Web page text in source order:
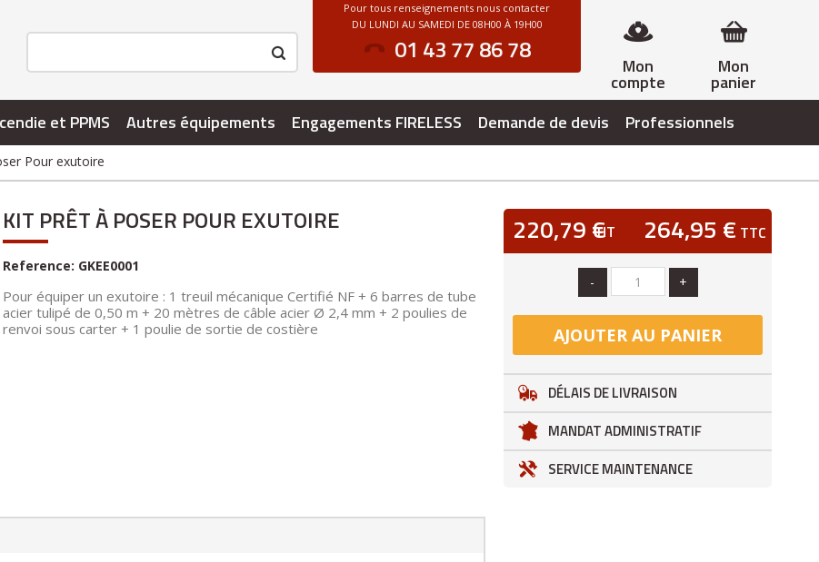
Mon
panier
Mon
compte
Pour tous renseignements nous contacter
DU LUNDI AU SAMEDI DE 08H00 À 19H00
01 43 77 86 78
et PPMS Autres équipements Engagements FIRELESS Demande de devis Professionnels
Pour exutoire
KIT PRÊT À POSER POUR EXUTOIRE
Reference: GKEE0001
Pour équiper un exutoire : 1 treuil mécanique Certifié NF + 6 barres de tube
acier tulipé de 0,50 m + 20 mètres de câble acier Ø 2,4 mm + 2 poulies de
renvoi sous carter + 1 poulie de sortie de costière
220,79 €HT 264,95 € TTC
- +
AJOUTER AU PANIER
DÉLAIS DE LIVRAISON
MANDAT ADMINISTRATIF
SERVICE MAINTENANCE